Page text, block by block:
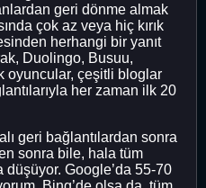
geri dönme almak
çok az veya hiç kırık
herhangi bir yanıt
Duolingo, Busuu,
oyuncular, çeşitli bloglar
her zaman ilk 20
geri bağlantılardan sonra
sonra bile, hala tüm
düşüyor. Google’da 55-70